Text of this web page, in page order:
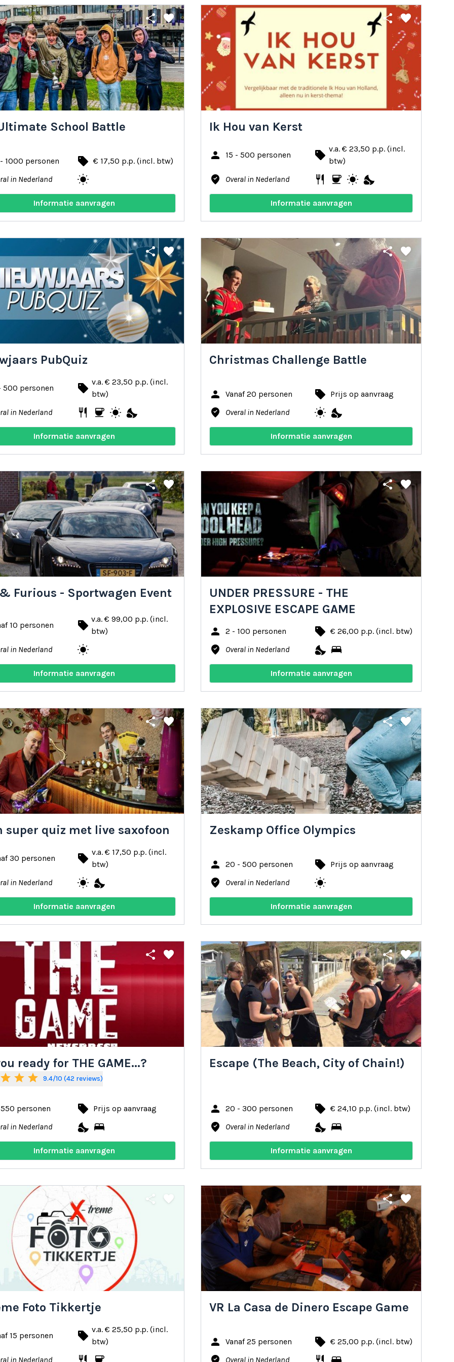
share favorite
School Battle
1000 personen local_offer € 17,50 p.p. (incl. btw)
in Nederland wb_sunny
Informatie aanvragen
share favorite
Ik Hou van Kerst
person
15 - 500 personen local_offer v.a. € 23,50 p.p. (incl.
btw)
where_to_vote Overal in Nederland restaurant coffee wb_sunny nights_stay
Informatie aanvragen
share favorite
PubQuiz
500 personen local_offer v.a. € 23,50 p.p. (incl.
btw)
in Nederland restaurant coffee wb_sunny nights_stay
Informatie aanvragen
share favorite
Christmas Challenge Battle
person Vanaf 20 personen local_offer Prijs op aanvraag
where_to_vote Overal in Nederland wb_sunny nights_stay
Informatie aanvragen
share favorite
Furious - Sportwagen Event
10 personen local_offer v.a. € 99,00 p.p. (incl.
btw)
in Nederland wb_sunny
Informatie aanvragen
share favorite
UNDER PRESSURE - THE
EXPLOSIVE ESCAPE GAME
person
2 - 100 personen local_offer € 26,00 p.p. (incl. btw)
where_to_vote Overal in Nederland nights_stay bed
Informatie aanvragen
share favorite
super quiz met live saxofoon
30 personen local_offer v.a. € 17,50 p.p. (incl.
btw)
in Nederland wb_sunny nights_stay
Informatie aanvragen
share favorite
Zeskamp Office Olympics
person 20 - 500 personen local_offer Prijs op aanvraag
where_to_vote Overal in Nederland wb_sunny
Informatie aanvragen
share favorite
ready for THE GAME...?
star star star 9.4/10 (42 reviews)
personen local_offer Prijs op aanvraag
in Nederland nights_stay bed
Informatie aanvragen
share favorite
Escape (The Beach, City of Chain!)
person 20 - 300 personen local_offer € 24,10 p.p. (incl. btw)
where_to_vote Overal in Nederland nights_stay bed
Informatie aanvragen
share favorite
Foto Tikkertje
15 personen local_offer v.a. € 25,50 p.p. (incl.
btw)
in Nederland
share favorite
VR La Casa de Dinero Escape Game
person Vanaf 25 personen local_offer € 25,00 p.p. (incl. btw)
Overal in Nederland